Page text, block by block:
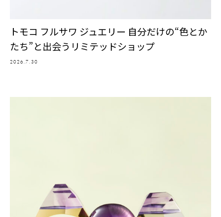
トモコ フルサワ ジュエリー 自分だけの“色とか
たち”と出会うリミテッドショップ
2026.7.30